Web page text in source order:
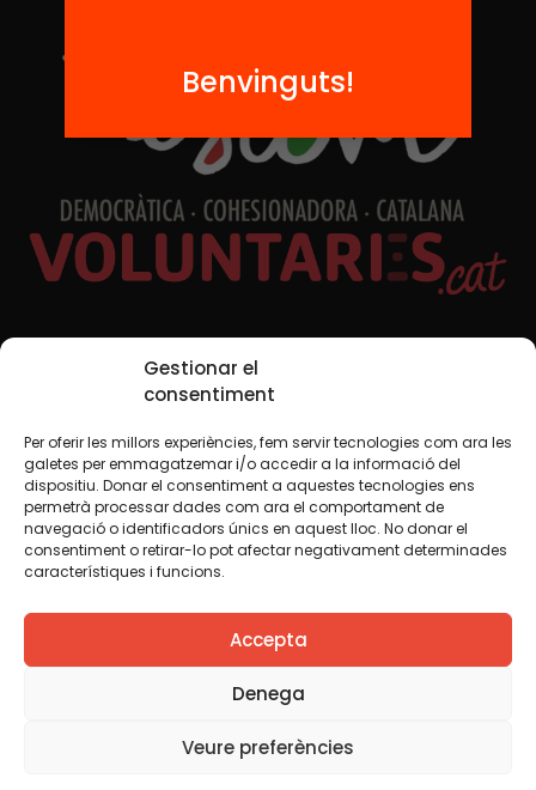
Gestionar el
consentiment
Per oferir les millors experiències, fem servir tecnologies com ara les
galetes per emmagatzemar i/o accedir a la informació del
dispositiu. Donar el consentiment a aquestes tecnologies ens
permetrà processar dades com ara el comportament de
navegació o identificadors únics en aquest lloc. No donar el
consentiment o retirar-lo pot afectar negativament determinades
característiques i funcions.
Accepta
Denega
Veure preferències
Xarxes Socials
TWT YTB IG FB IN
Avís legalPolítica de cookies
Creiem que el coneixement s’ha de compartir. Per això
fem servir una llicència Creative Commons, llevat que en
algun material indiquem el contrari. Us animem a copiar,
redistribuir, remesclar o transformar i crear els continguts
comercial. Només us demanem que reconegueu
Benvinguts!